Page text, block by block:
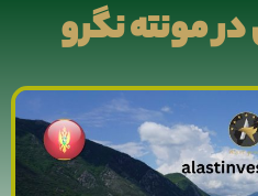
مونته نگرو